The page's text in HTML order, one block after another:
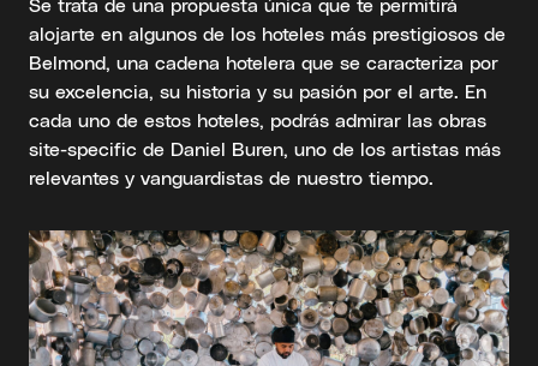
alojarte en algunos de los hoteles más prestigiosos de
Belmond, una cadena hotelera que se caracteriza por
su excelencia, su historia y su pasión por el arte. En
cada uno de estos hoteles, podrás admirar las obras
site-specific de Daniel Buren, uno de los artistas más
relevantes y vanguardistas de nuestro tiempo.